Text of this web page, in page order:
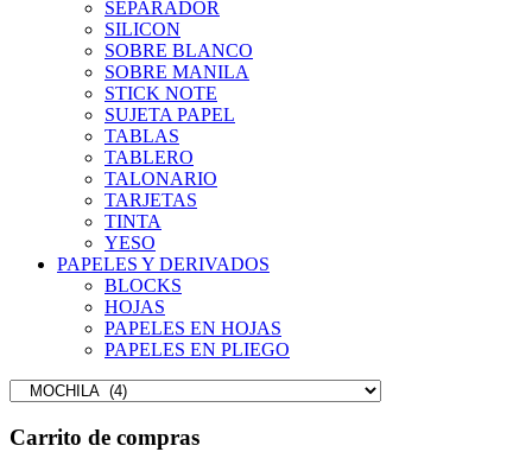
SEPARADOR
SILICON
SOBRE BLANCO
SOBRE MANILA
STICK NOTE
SUJETA PAPEL
TABLAS
TABLERO
TALONARIO
TARJETAS
TINTA
YESO
PAPELES Y DERIVADOS
BLOCKS
HOJAS
PAPELES EN HOJAS
PAPELES EN PLIEGO
Carrito de compras